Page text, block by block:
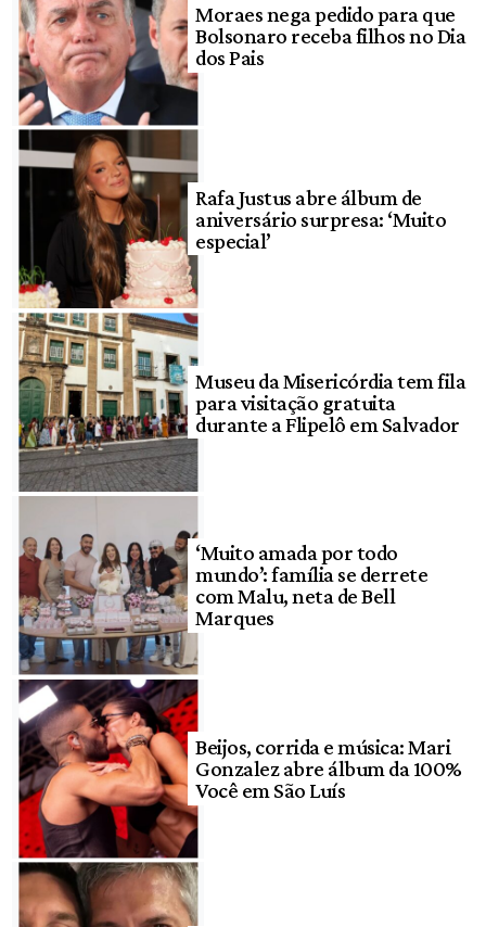
Moraes nega pedido para que
Bolsonaro receba filhos no Dia
dos Pais
Rafa Justus abre álbum de
aniversário surpresa: ‘Muito
especial’
Museu da Misericórdia tem fila
para visitação gratuita
durante a Flipelô em Salvador
‘Muito amada por todo
mundo’: família se derrete
com Malu, neta de Bell
Marques
Beijos, corrida e música: Mari
Gonzalez abre álbum da 100%
Você em São Luís